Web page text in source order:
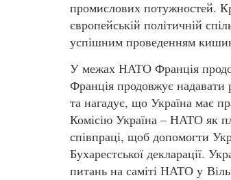
промислових потужностей.
європейській політичній
успішним проведенням
У межах НАТО Франція
Франція продовжує
та нагадує, що Україна має
Комісію Україна – НАТО як
співпраці, щоб допомогти
Бухарестської декларації.
питань на саміті НАТО у